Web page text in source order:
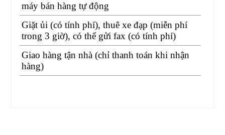
máy bán hàng tự động
Giặt ủi (có tính phí), thuê xe đạp (miễn phí
trong 3 giờ), có thể gửi fax (có tính phí)
Giao hàng tận nhà (chỉ thanh toán khi nhận
hàng)